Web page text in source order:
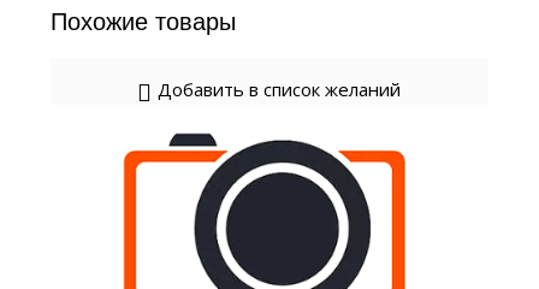
Похожие товары
Добавить в список желаний